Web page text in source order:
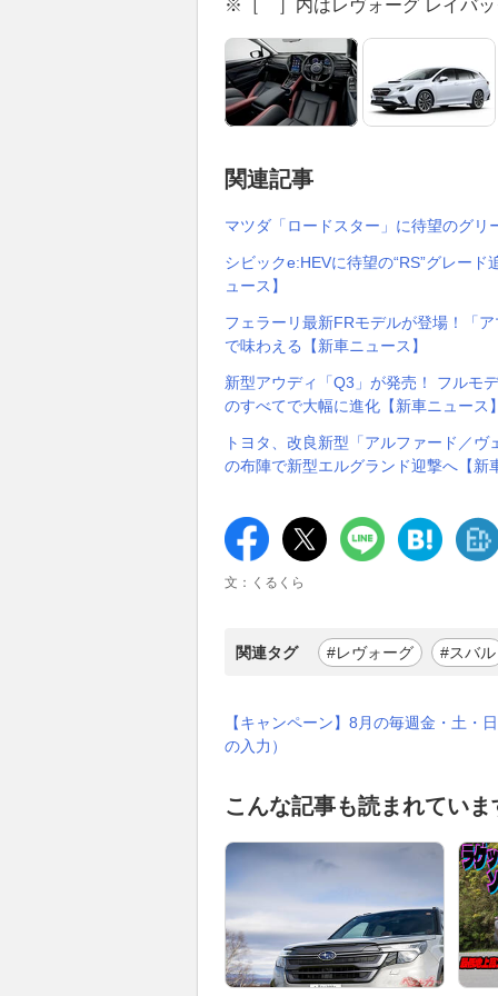
※［ ］内はレヴォーグ レイバッ
関連記事
マツダ「ロードスター」に待望のグ
シビックe:HEVに待望の“RS”グレー
ュース】
フェラーリ最新FRモデルが登場！「
で味わえる【新車ニュース】
新型アウディ「Q3」が発売！ フルモ
のすべてで大幅に進化【新車ニュース
トヨタ、改良新型「アルファード／
の布陣で新型エルグランド迎撃へ【新
文：くるくら
関連タグ #レヴォーグ #スバル
【キャンペーン】8月の毎週金・土・
の入力）
こんな記事も読まれていま